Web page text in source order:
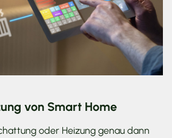
von Smart Home
oder Heizung genau dann